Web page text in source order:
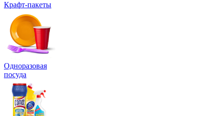
Крафт-пакеты
Одноразовая
посуда